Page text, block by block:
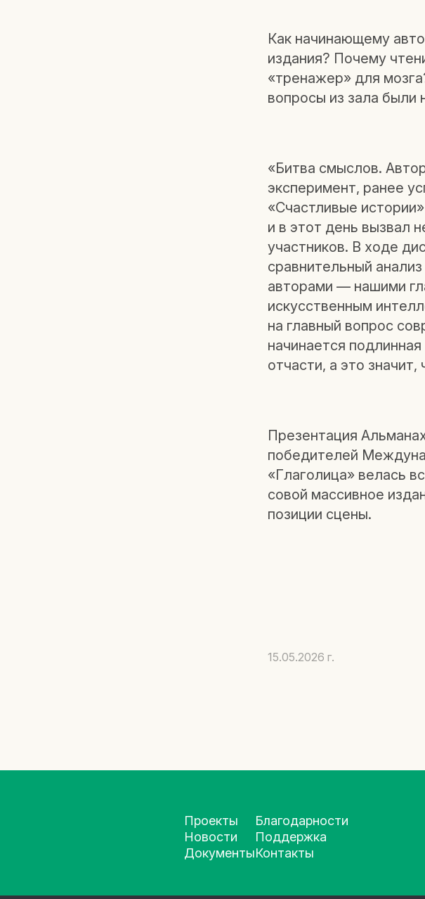
Как начинающему
издания? Почему
«тренажер» для
вопросы из зала были
«Битва смыслов.
эксперимент, ранее
«Счастливые
и в этот день вызвал
участников. В ходе
сравнительный
авторами — нашими
искусственным
на главный вопрос
начинается
отчасти, а это
Презентация
победителей
«Глаголица» велась
совой массивное
позиции сцены.
15.05.2026 г.
Проекты
Новости
Документы
Благодарности
Поддержка
Контакты